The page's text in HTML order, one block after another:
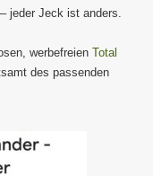
jeder Jeck ist anders.
werbefreien Total
des passenden